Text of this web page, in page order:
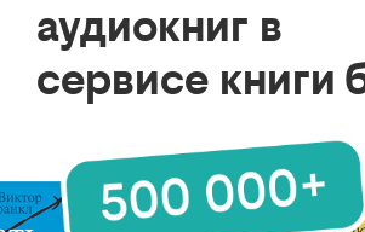
аудиокниг в
сервисе книги